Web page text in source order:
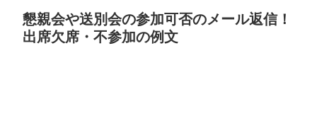
懇親会や送別会の参加可否のメール返信！
出席欠席・不参加の例文